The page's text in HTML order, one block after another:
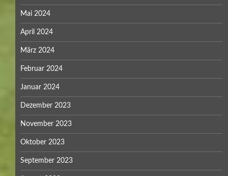
Mai 2024
April 2024
März 2024
Februar 2024
Januar 2024
Dezember 2023
November 2023
Oktober 2023
September 2023